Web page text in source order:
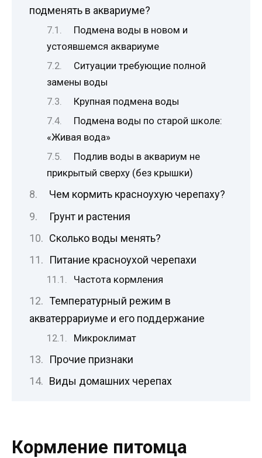
подменять в аквариуме?
Подмена воды в новом и
устоявшемся аквариуме
Ситуации требующие полной
замены воды
Крупная подмена воды
Подмена воды по старой школе:
«Живая вода»
Подлив воды в аквариум не
прикрытый сверху (без крышки)
Чем кормить красноухую черепаху?
Грунт и растения
Сколько воды менять?
Питание красноухой черепахи
Частота кормления
Температурный режим в
акватеррариуме и его поддержание
Микроклимат
Прочие признаки
Виды домашних черепах
Кормление питомца